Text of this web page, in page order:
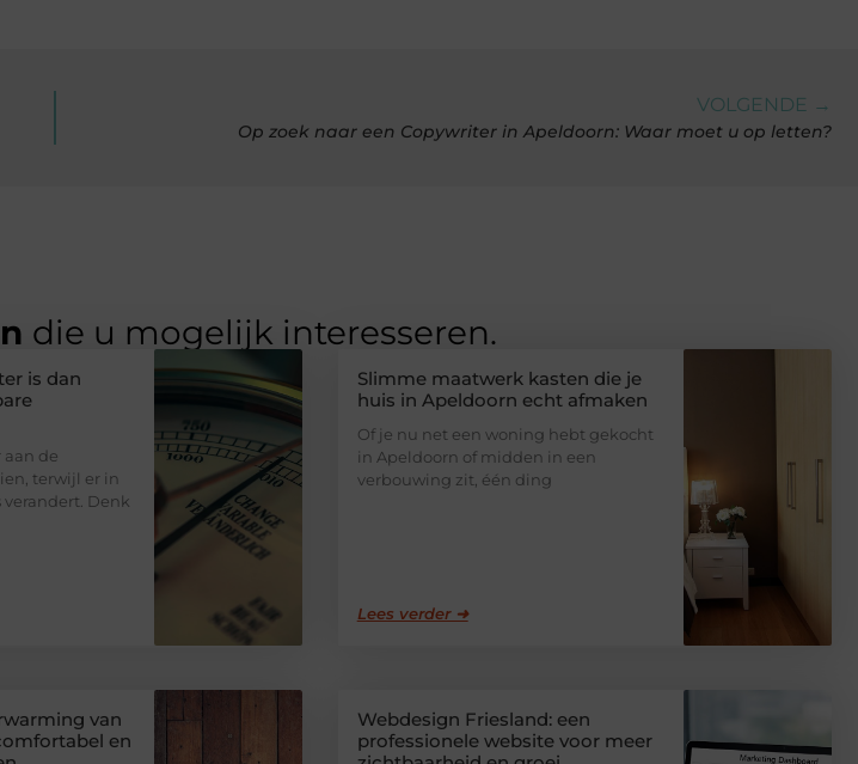
VOLGENDE →
Op zoek naar een Copywriter in Apeldoorn: Waar moet u op letten?
die u mogelijk interesseren.
is dan
aan de
terwijl er in
Denk
Slimme maatwerk kasten die je
huis in Apeldoorn echt afmaken
Of je nu net een woning hebt gekocht
in Apeldoorn of midden in een
verbouwing zit, één ding
Lees verder ➜
van
en
Webdesign Friesland: een
professionele website voor meer